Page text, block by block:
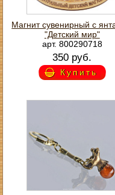
Магнит сувенирный с
"Детский мир"
арт. 800290718
350 руб.
Купить